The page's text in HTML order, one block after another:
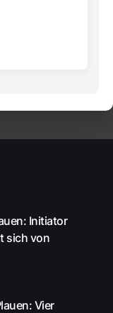
Initiator
sich von
Vier